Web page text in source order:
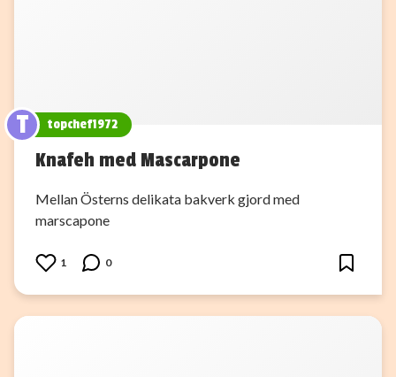
T topchef1972
Knafeh med Mascarpone
Mellan Österns delikata bakverk gjord med
marscapone
1 0